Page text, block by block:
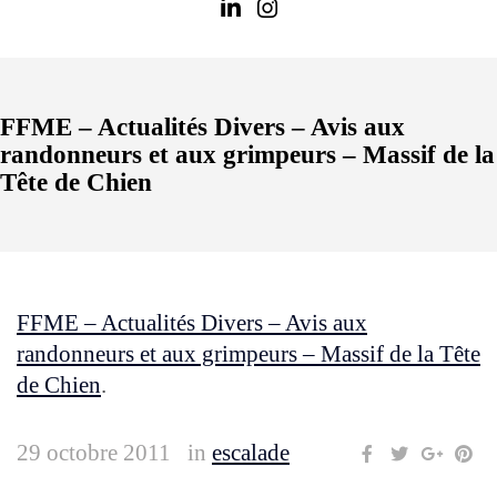
FFME – Actualités Divers – Avis aux
randonneurs et aux grimpeurs – Massif de la
Tête de Chien
FFME – Actualités Divers – Avis aux
randonneurs et aux grimpeurs – Massif de la Tête
de Chien.
29 octobre 2011 in escalade